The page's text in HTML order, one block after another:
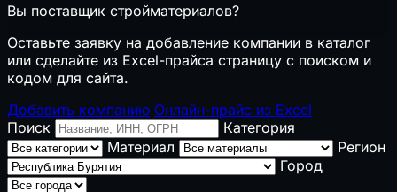
Вы поставщик стройматериалов?
Оставьте заявку на добавление компании в каталог
или сделайте из Excel-прайса страницу с поиском и
кодом для сайта.
Добавить компанию Онлайн-прайс из Excel
Поиск
Категория
Материал
Регион
Город